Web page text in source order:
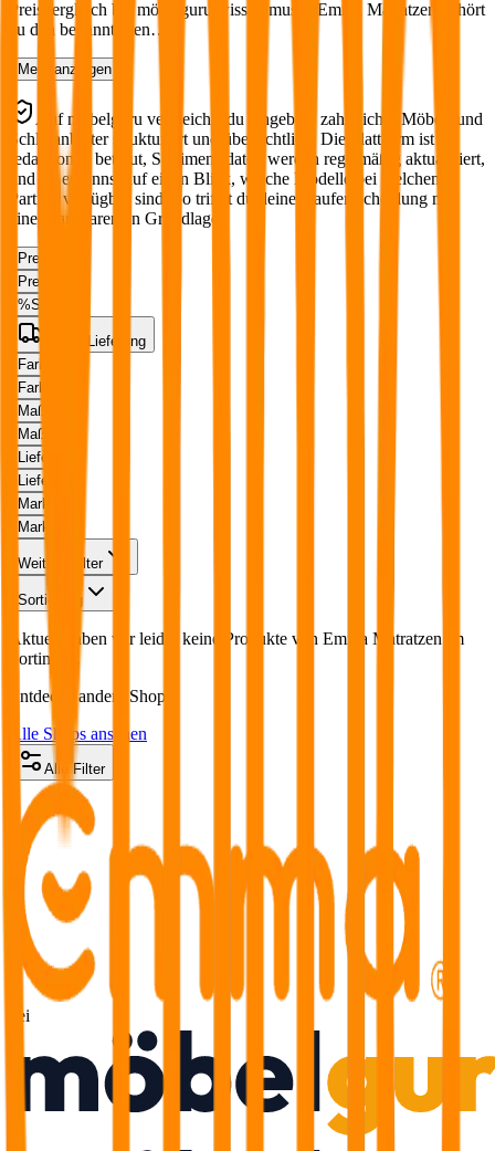
Preisvergleich bei möbelguru wissen musst. Emma Matratzen gehört
zu den bekanntesten…
Mehr anzeigen
Auf möbelguru vergleichst du Angebote zahlreicher Möbel- und
Schlafanbieter strukturiert und übersichtlich. Die Plattform ist
redaktionell betreut, Sortimentsdaten werden regelmäßig aktualisiert,
und du erkennst auf einen Blick, welche Modelle bei welchem
Partner verfügbar sind. So triffst du deine Kaufentscheidung mit
einer transparenten Grundlage.
Preis
Preis
%Sale
Gratis Lieferung
Farbe
Farbe
Maße
Maße
Lieferzeit
Lieferzeit
Marken
Marken
Weitere Filter
Sortierung
Aktuell haben wir leider keine Produkte von Emma Matratzen im
Sortiment.
Entdecke andere Shops:
Alle Shops ansehen
Alle Filter
bei